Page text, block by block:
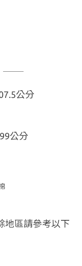
公分
公分
地區請參考以下